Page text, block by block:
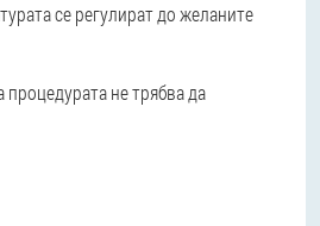
се регулират до желаните
не трябва да